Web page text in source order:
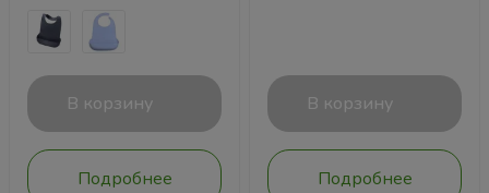
В корзину
Подробнее
В корзину
Подробнее